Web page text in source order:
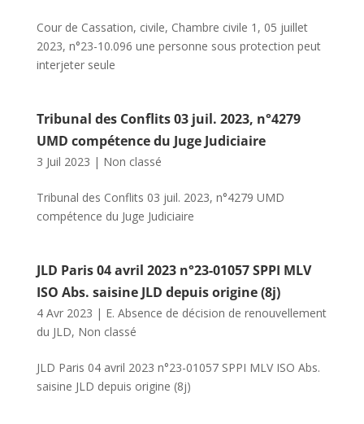
Cour de Cassation, civile, Chambre civile 1, 05 juillet
2023, n°23-10.096 une personne sous protection peut
interjeter seule
Tribunal des Conflits 03 juil. 2023, n°4279
UMD compétence du Juge Judiciaire
3 Juil 2023 | Non classé
Tribunal des Conflits 03 juil. 2023, n°4279 UMD
compétence du Juge Judiciaire
JLD Paris 04 avril 2023 n°23-01057 SPPI MLV
ISO Abs. saisine JLD depuis origine (8j)
4 Avr 2023 | E. Absence de décision de renouvellement
du JLD, Non classé
JLD Paris 04 avril 2023 n°23-01057 SPPI MLV ISO Abs.
saisine JLD depuis origine (8j)